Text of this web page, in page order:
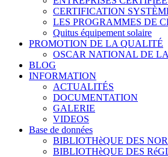
CERTIFICATION
LES PROGRAMMES DE
Quitus équipement solaire
PROMOTION DE LA QUALITÉ
OSCAR NATIONAL DE
BLOG
INFORMATION
ACTUALITÉS
DOCUMENTATION
GALERIE
VIDEOS
Base de données
BIBLIOTHèQUE DES
BIBLIOTHèQUE DES